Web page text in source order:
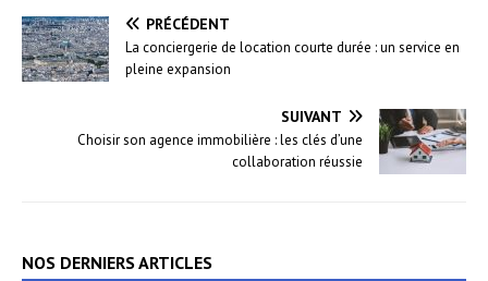
PRÉCÉDENT
La conciergerie de location courte durée : un service en
pleine expansion
SUIVANT
Choisir son agence immobilière : les clés d’une
collaboration réussie
NOS DERNIERS ARTICLES